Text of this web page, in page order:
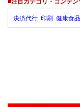
■注目カテゴリ・コンテン
決済代行 印刷 健康食